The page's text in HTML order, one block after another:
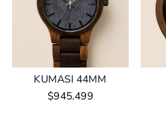
KUMASI 44MM
$945.499